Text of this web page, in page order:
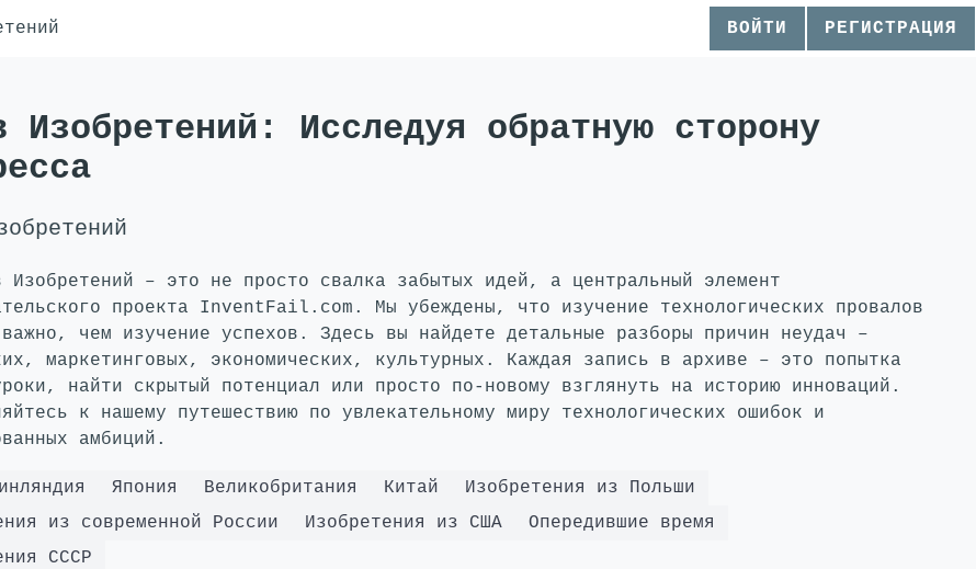
ВОЙТИ РЕГИСТРАЦИЯ
Изобретений: Исследуя обратную сторону
Изобретений – это не просто свалка забытых идей, а центральный элемент
проекта InventFail.com. Мы убеждены, что изучение технологических провалов
чем изучение успехов. Здесь вы найдете детальные разборы причин неудач –
маркетинговых, экономических, культурных. Каждая запись в архиве – это попытка
найти скрытый потенциал или просто по-новому взглянуть на историю инноваций.
к нашему путешествию по увлекательному миру технологических ошибок и
амбиций.
Япония Великобритания Китай
Изобретения из Польши
из современной России
Изобретения из США
Опередившие время
СССР